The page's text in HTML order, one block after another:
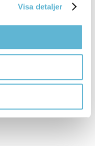
Visa detaljer